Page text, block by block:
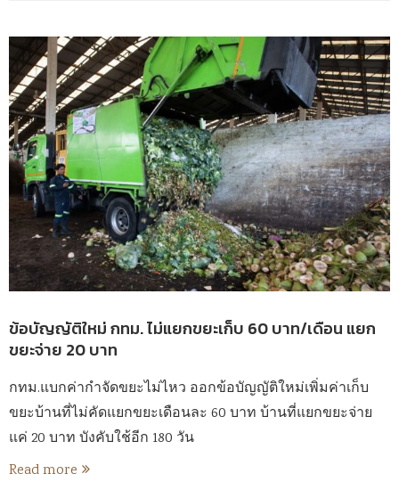
ข้อบัญญัติใหม่ กทม. ไม่แยกขยะเก็บ 60 บาท/เดือน แยก
ขยะจ่าย 20 บาท
กทม.แบกค่ากำจัดขยะไม่ไหว ออกข้อบัญญัติใหม่เพิ่มค่าเก็บ
ขยะบ้านที่ไม่คัดแยกขยะเดือนละ 60 บาท บ้านที่แยกขยะจ่าย
แค่ 20 บาท บังคับใช้อีก 180 วัน
Read more